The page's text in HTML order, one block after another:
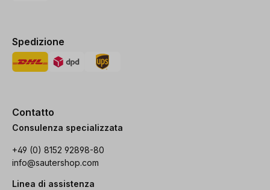
Spedizione
Contatto
Consulenza specializzata
+49 (0) 8152 92898-80
info@sautershop.com
Linea di assistenza